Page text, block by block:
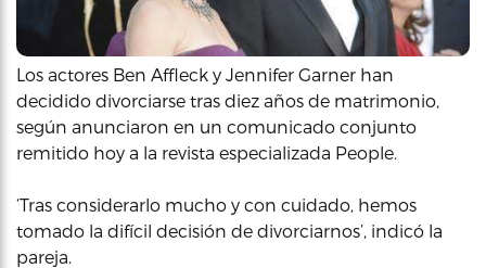
Los actores Ben Affleck y Jennifer Garner han
decidido divorciarse tras diez años de matrimonio,
según anunciaron en un comunicado conjunto
remitido hoy a la revista especializada People.
‘Tras considerarlo mucho y con cuidado, hemos
tomado la difícil decisión de divorciarnos’, indicó la
pareja.